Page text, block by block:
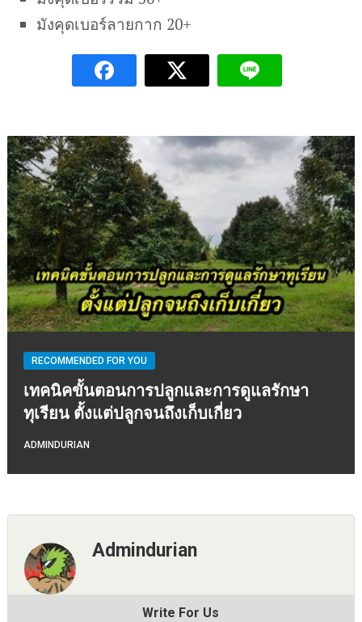
มังคุดเบอร์ลายกาก 20+
RECOMMENDED FOR YOU
เทคนิคขั้นตอนการปลูกและการดูแลรักษา
ทุเรียน ตั้งแต่ปลูกจนถึงเก็บเกี่ยว
ADMINDURIAN
Admindurian
Write For Us